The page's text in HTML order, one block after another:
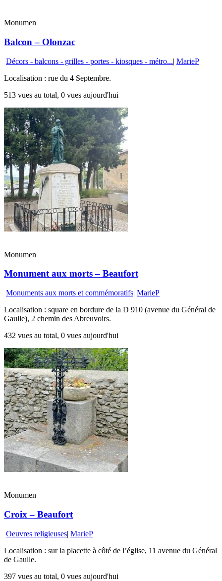
Monumen
Balcon – Olonzac
Décors - balcons - grilles - portes - kiosques - métro...| MarieP
Localisation : rue du 4 Septembre.
513 vues au total, 0 vues aujourd'hui
Monumen
Monument aux morts – Beaufort
Monuments aux morts et commémoratifs| MarieP
Localisation : square en bordure de la D 910 (avenue du Général de
Gaulle), 2 chemin des Abreuvoirs.
432 vues au total, 0 vues aujourd'hui
Monumen
Croix – Beaufort
Oeuvres religieuses| MarieP
Localisation : sur la placette à côté de l’église, 11 avenue du Général
de Gaulle.
397 vues au total, 0 vues aujourd'hui